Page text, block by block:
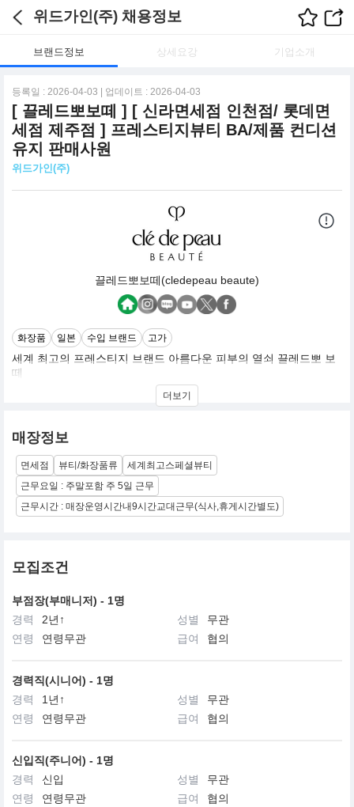
위드가인(주) 채용정보
브랜드정보 상세요강 기업소개
등록일 : 2026-04-03 | 업데이트 : 2026-04-03
[ 끌레드뽀보떼 ] [ 신라면세점 인천점/ 롯데면
세점 제주점 ] 프레스티지뷰티 BA/제품 컨디션
유지 판매사원
위드가인(주)
끌레드뽀보떼(cledepeau beaute)
화장품 일본 수입 브랜드 고가
세계 최고의 프레스티지 브랜드 아름다운 피부의 열쇠 끌레드뽀 보
떼
현대적이면서 우아한 감각과 첨단 과한 기술력이 어우러진 최고의
프레스티지 브랜드,끌레드뽀 보떼
‘우리가 세계에서 가장 효과적인 노화방지 트리트먼트를 만들어 낸
다면 어떻게 될까요?’
이 한마디가 세계 최고의 프레스티지 브랜드인 끌레드뽀 보떼의 시
작입니다.
30년 역사의 기술력으로 만들어진 끌레드뽀 보떼는 ‘아름다운 피부
의 열쇠’를 의미하며 최상의 피부를 위한 열쇠와 자신만의 아름다움
으로 가는 문을 제공한다는 생각을 전합니다.
중하여 상류층 여성들 사이에서 그 명성을 얻었습니다.
또한 끌레드뽀 보떼의 대표 제품인 라 크렘므는 국내 럭셔리 화장품
렘므 엥땅시브는 기존의 화장품을 넘어서는 혁신적인 효과와 효능
으로 Beyond Luxury Market을 열었습니다.
지성과 우아한 감각이 빛나는 그곳, 매력적이며, 역동적인 끌레드뽀
니다.
끌레드뽀 보떼는 지적이고 세련된 감각과 환경을 생각하는 여성을
한 아름다움을 추구합니다.
더보기
매장정보
면세점 뷰티/화장품류
세계최고스페셜뷰티
근무요일 : 주말포함 주 5일 근무
근무시간 : 매장운영시간내9시간교대근무(식사,휴게시간별도)
모집조건
부점장(부매니저) - 1명
경력
2년↑ 성별
무관
연령
연령무관 급여 협의
경력직(시니어) - 1명
경력
1년↑ 성별
무관
연령
연령무관 급여 협의
신입직(주니어) - 1명
경력
신입 성별
무관
연령
연령무관 급여 협의